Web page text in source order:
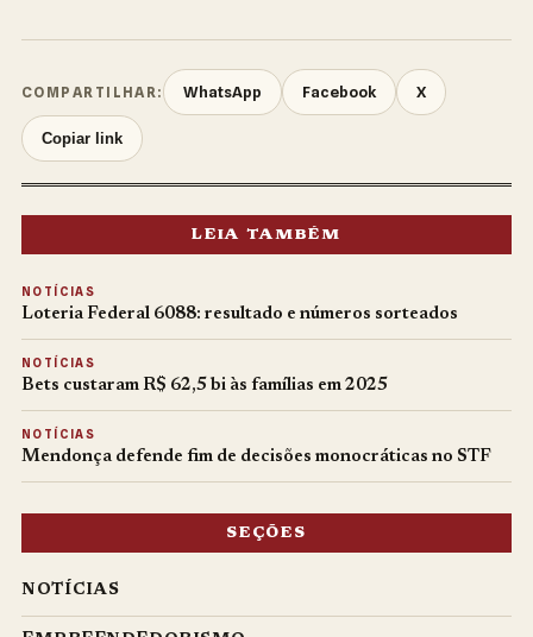
COMPARTILHAR: WhatsApp Facebook X
Copiar link
LEIA TAMBÉM
NOTÍCIAS
Loteria Federal 6088: resultado e números sorteados
NOTÍCIAS
Bets custaram R$ 62,5 bi às famílias em 2025
NOTÍCIAS
Mendonça defende fim de decisões monocráticas no STF
SEÇÕES
NOTÍCIAS